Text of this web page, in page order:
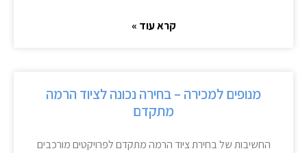
קרא עוד »
מנופים למכירה – בחירה נכונה לציוד הרמה
מתקדם
החשיבות של בחירת ציוד הרמה מתקדם לפרויקטים מורכבים